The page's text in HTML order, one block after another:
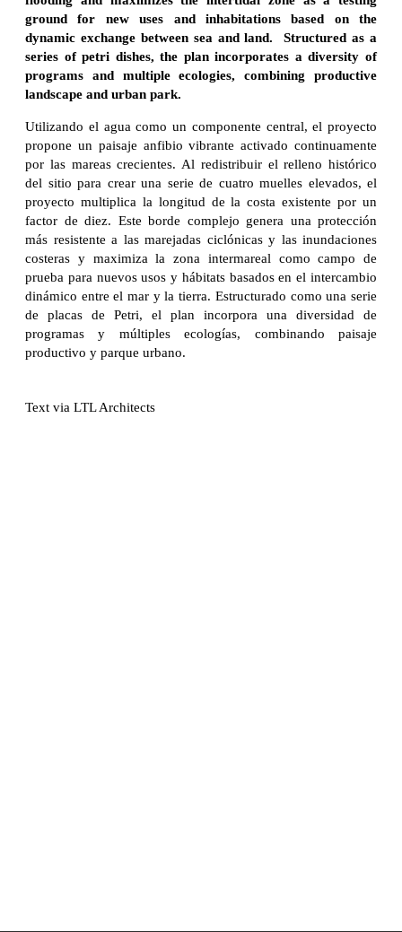
ground for new uses and inhabitations based on the
dynamic exchange between sea and land. Structured as a
series of petri dishes, the plan incorporates a diversity of
programs and multiple ecologies, combining productive
landscape and urban park.
Utilizando el agua como un componente central, el proyecto
propone un paisaje anfibio vibrante activado continuamente
por las mareas crecientes. Al redistribuir el relleno histórico
del sitio para crear una serie de cuatro muelles elevados, el
proyecto multiplica la longitud de la costa existente por un
factor de diez. Este borde complejo genera una protección
más resistente a las marejadas ciclónicas y las inundaciones
costeras y maximiza la zona intermareal como campo de
prueba para nuevos usos y hábitats basados ​​en el intercambio
dinámico entre el mar y la tierra. Estructurado como una serie
de placas de Petri, el plan incorpora una diversidad de
programas y múltiples ecologías, combinando paisaje
productivo y parque urbano.
Text via LTL Architects